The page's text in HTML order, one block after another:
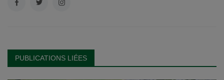
PUBLICATIONS LIÉES